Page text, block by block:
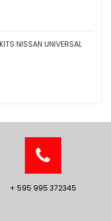
NISSAN UNIVERSAL
+ 595 995 372345